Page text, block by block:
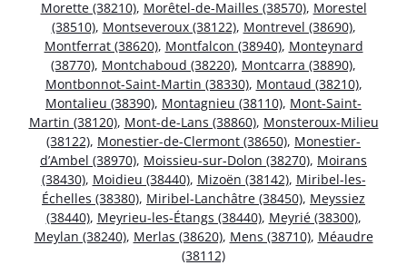
Morette (38210), Morêtel-de-Mailles (38570), Morestel
(38510), Montseveroux (38122), Montrevel (38690),
Montferrat (38620), Montfalcon (38940), Monteynard
(38770), Montchaboud (38220), Montcarra (38890),
Montbonnot-Saint-Martin (38330), Montaud (38210),
Montalieu (38390), Montagnieu (38110), Mont-Saint-
Martin (38120), Mont-de-Lans (38860), Monsteroux-Milieu
(38122), Monestier-de-Clermont (38650), Monestier-
d’Ambel (38970), Moissieu-sur-Dolon (38270), Moirans
(38430), Moidieu (38440), Mizoën (38142), Miribel-les-
Échelles (38380), Miribel-Lanchâtre (38450), Meyssiez
(38440), Meyrieu-les-Étangs (38440), Meyrié (38300),
Meylan (38240), Merlas (38620), Mens (38710), Méaudre
(38112)